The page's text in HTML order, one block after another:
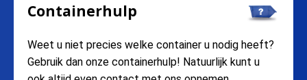
Containerhulp
Weet u niet precies welke container u nodig heeft?
Gebruik dan onze containerhulp! Natuurlijk kunt u